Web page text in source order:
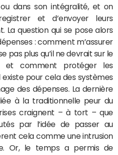
dans son intégralité, et on
et d’envoyer leurs
La question qui se pose alors
: comment m’assurer
pas plus qu’il ne devrait sur le
et comment protéger les
pour cela des systèmes
des dépenses. La dernière
à la traditionnelle peur du
craignent – à tort – que
par l’idée de passer au
cela comme une intrusion
Or, le temps a permis de